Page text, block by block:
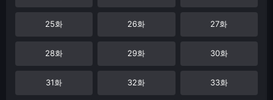
25화 26화 27화
28화 29화 30화
31화 32화 33화